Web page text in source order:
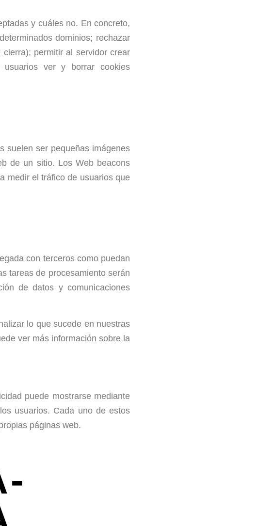
y cuáles no. En concreto,
dominios; rechazar
permitir al servidor crear
usuarios ver y borrar cookies
suelen ser pequeñas imágenes
de un sitio. Los Web beacons
medir el tráfico de usuarios que
con terceros como puedan
tareas de procesamiento serán
de datos y comunicaciones
lo que sucede en nuestras
ver más información sobre la
puede mostrarse mediante
usuarios. Cada uno de estos
páginas web.